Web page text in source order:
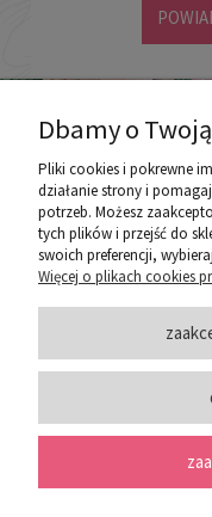
poznaj
Dbamy o
Pliki cookies i pokrewne
działanie strony i
potrzeb. Możesz
tych plików i przejść do
swoich preferencji,
Więcej o plikach cookies